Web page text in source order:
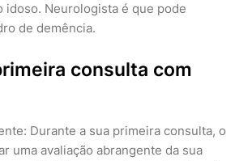
idoso. Neurologista é que pode
de demência.
consulta com
Durante a sua primeira consulta, o
uma avaliação abrangente da sua